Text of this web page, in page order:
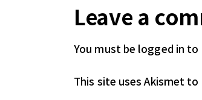
Leave a
You must be logged in to
This site uses Akismet to